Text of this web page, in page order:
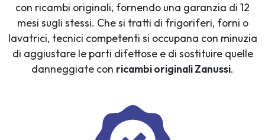
con ricambi originali, fornendo una garanzia di 12
mesi sugli stessi. Che si tratti di frigoriferi, forni o
lavatrici, tecnici competenti si occupana con minuzia
di aggiustare le parti difettose e di sostituire quelle
danneggiate con ricambi originali Zanussi.